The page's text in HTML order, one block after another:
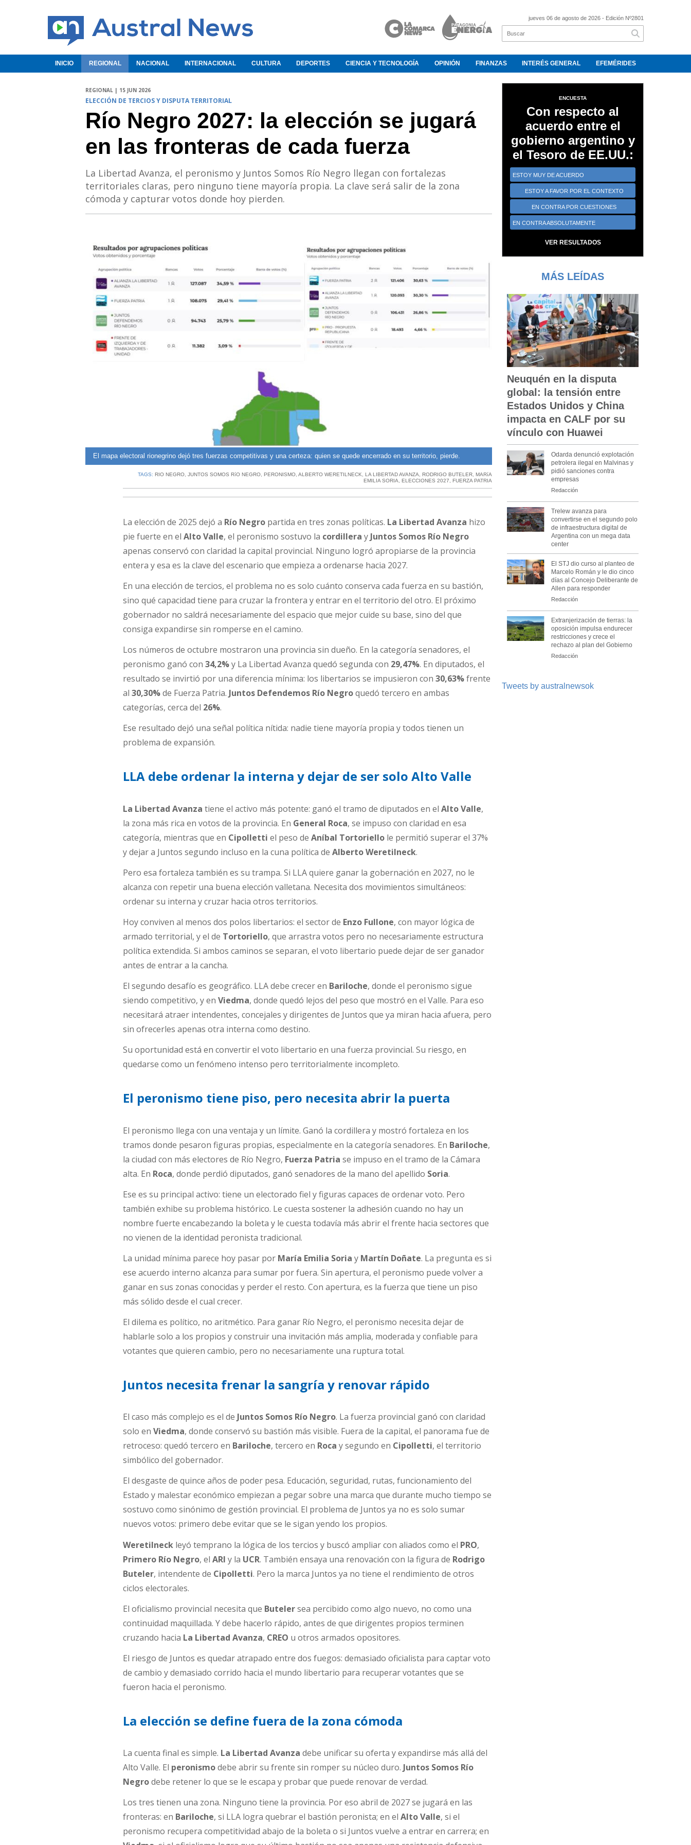
jueves 06 de agosto de 2026 - Edición Nº2801
INICIO REGIONAL NACIONAL INTERNACIONAL CULTURA DEPORTES CIENCIA Y TECNOLOGÍA OPINIÓN FINANZAS INTERÉS GENERAL EFEMÉRIDES
REGIONAL | 15 JUN 2026
ELECCIÓN DE TERCIOS Y DISPUTA TERRITORIAL
Río Negro 2027: la elección se jugará
en las fronteras de cada fuerza
La Libertad Avanza, el peronismo y Juntos Somos Río Negro llegan con fortalezas
territoriales claras, pero ninguno tiene mayoría propia. La clave será salir de la zona
cómoda y capturar votos donde hoy pierden.
El mapa electoral rionegrino dejó tres fuerzas competitivas y una certeza: quien se quede encerrado en su territorio, pierde. El mapa electoral rionegrino dejó tres fuerzas competitivas y
TAGS:RIO NEGRO ,JUNTOS SOMOS RíO NEGRO ,PERONISMO ,ALBERTO WERETILNECK ,LA LIBERTAD AVANZA ,RODRIGO BUTELER ,MARíA
EMILIA SORIA
,ELECCIONES 2027 ,FUERZA PATRIA
La elección de 2025 dejó a Río Negro partida en tres zonas políticas. La Libertad Avanza hizo
pie fuerte en elAlto Valle, el peronismo sostuvo la cordillera y Juntos Somos Río Negro
apenas conservó con claridad la capital provincial. Ninguno logró apropiarse de la provincia
entera y esa es la clave del escenario que empieza a ordenarse hacia 2027.
En una elección de tercios, el problema no es solo cuánto conserva cada fuerza en su bastión,
sino qué capacidad tiene para cruzar la frontera y entrar en el territorio del otro. El próximo
gobernador no saldrá necesariamente del espacio que mejor cuide su base, sino del que
consiga expandirse sin romperse en el camino.
Los números de octubre mostraron una provincia sin dueño. En la categoría senadores, el
peronismo ganó con34,2%y La Libertad Avanza quedó segunda con 29,47%. En diputados, el
resultado se invirtió por una diferencia mínima: los libertarios se impusieron con30,63%frente
al30,30%de Fuerza Patria. Juntos Defendemos Río Negroquedó tercero en ambas
categorías, cerca del 26%.
Ese resultado dejó una señal política nítida: nadie tiene mayoría propia y todos tienen un
problema de expansión.
LLA debe ordenar la interna y dejar de ser solo Alto Valle
La Libertad Avanza tiene el activo más potente: ganó el tramo de diputados en elAlto Valle,
la zona más rica en votos de la provincia. En General Roca, se impuso con claridad en esa
categoría, mientras que en Cipolletti el peso deAníbal Tortoriello le permitió superar el 37%
y dejar a Juntos segundo incluso en la cuna política deAlberto Weretilneck.
Pero esa fortaleza también es su trampa. Si LLA quiere ganar la gobernación en 2027, no le
alcanza con repetir una buena elección valletana. Necesita dos movimientos simultáneos:
ordenar su interna y cruzar hacia otros territorios.
Hoy conviven al menos dos polos libertarios: el sector de Enzo Fullone, con mayor lógica de
armado territorial, y el de Tortoriello, que arrastra votos pero no necesariamente estructura
política extendida. Si ambos caminos se separan, el voto libertario puede dejar de ser ganador
antes de entrar a la cancha.
El segundo desafío es geográfico. LLA debe crecer en Bariloche, donde el peronismo sigue
siendo competitivo, y enViedma, donde quedó lejos del peso que mostró en el Valle. Para eso
necesitará atraer intendentes, concejales y dirigentes de Juntos que ya miran hacia afuera, pero
sin ofrecerles apenas otra interna como destino.
Su oportunidad está en convertir el voto libertario en una fuerza provincial. Su riesgo, en
quedarse como un fenómeno intenso pero territorialmente incompleto.
El peronismo tiene piso, pero necesita abrir la puerta
El peronismo llega con una ventaja y un límite. Ganó la cordillera y mostró fortaleza en los
tramos donde pesaron figuras propias, especialmente en la categoría senadores. En Bariloche,
la ciudad con más electores de Río Negro, Fuerza Patria se impuso en el tramo de la Cámara
alta. En Roca, donde perdió diputados, ganó senadores de la mano del apellido Soria.
Ese es su principal activo: tiene un electorado fiel y figuras capaces de ordenar voto. Pero
también exhibe su problema histórico. Le cuesta sostener la adhesión cuando no hay un
nombre fuerte encabezando la boleta y le cuesta todavía más abrir el frente hacia sectores que
no vienen de la identidad peronista tradicional.
La unidad mínima parece hoy pasar por María Emilia Soria y Martín Doñate. La pregunta es si
ese acuerdo interno alcanza para sumar por fuera. Sin apertura, el peronismo puede volver a
ganar en sus zonas conocidas y perder el resto. Con apertura, es la fuerza que tiene un piso
más sólido desde el cual crecer.
El dilema es político, no aritmético. Para ganar Río Negro, el peronismo necesita dejar de
hablarle solo a los propios y construir una invitación más amplia, moderada y confiable para
votantes que quieren cambio, pero no necesariamente una ruptura total.
Juntos necesita frenar la sangría y renovar rápido
El caso más complejo es el de Juntos Somos Río Negro. La fuerza provincial ganó con claridad
solo enViedma, donde conservó su bastión más visible. Fuera de la capital, el panorama fue de
retroceso: quedó tercero en Bariloche, tercero en Roca y segundo en Cipolletti, el territorio
simbólico del gobernador.
El desgaste de quince años de poder pesa. Educación, seguridad, rutas, funcionamiento del
Estado y malestar económico empiezan a pegar sobre una marca que durante mucho tiempo se
sostuvo como sinónimo de gestión provincial. El problema de Juntos ya no es solo sumar
nuevos votos: primero debe evitar que se le sigan yendo los propios.
Weretilneck leyó temprano la lógica de los tercios y buscó ampliar con aliados como el PRO,
Primero Río Negro, elARI y la UCR. También ensaya una renovación con la figura de Rodrigo
Buteler, intendente de Cipolletti. Pero la marca Juntos ya no tiene el rendimiento de otros
ciclos electorales.
El oficialismo provincial necesita que Butelersea percibido como algo nuevo, no como una
continuidad maquillada. Y debe hacerlo rápido, antes de que dirigentes propios terminen
cruzando hacia La Libertad Avanza, CREO u otros armados opositores.
El riesgo de Juntos es quedar atrapado entre dos fuegos: demasiado oficialista para captar voto
de cambio y demasiado corrido hacia el mundo libertario para recuperar votantes que se
fueron hacia el peronismo.
La elección se define fuera de la zona cómoda
La cuenta final es simple. La Libertad Avanza debe unificar su oferta y expandirse más allá del
Alto Valle. El peronismodebe abrir su frente sin romper su núcleo duro. Juntos Somos Río
Negrodebe retener lo que se le escapa y probar que puede renovar de verdad.
Los tres tienen una zona. Ninguno tiene la provincia. Por eso abril de 2027 se jugará en las
fronteras: en Bariloche, si LLA logra quebrar el bastión peronista; en elAlto Valle, si el
peronismo recupera competitividad abajo de la boleta o si Juntos vuelve a entrar en carrera; en
ENCUESTA
Con respecto al
acuerdo entre el
gobierno argentino y
el Tesoro de EE.UU.:
ESTOY MUY DE ACUERDO
ESTOY A FAVOR POR EL CONTEXTO
CRÍTICO
EN CONTRA POR CUESTIONES
ESTRATÉGICAS
EN CONTRA ABSOLUTAMENTE
VER RESULTADOS
MÁS LEÍDAS
Neuquén en la disputa
global: la tensión entre
Estados Unidos y China
impacta en CALF por su
vínculo con Huawei
Odarda denunció explotación
petrolera ilegal en Malvinas y
pidió sanciones contra
empresas
Redacción
Trelew avanza para
convertirse en el segundo polo
de infraestructura digital de
Argentina con un mega data
center
El STJ dio curso al planteo de
Marcelo Román y le dio cinco
días al Concejo Deliberante de
Allen para responder
Redacción
Extranjerización de tierras: la
oposición impulsa endurecer
restricciones y crece el
rechazo al plan del Gobierno
Redacción
Tweets by australnewsok